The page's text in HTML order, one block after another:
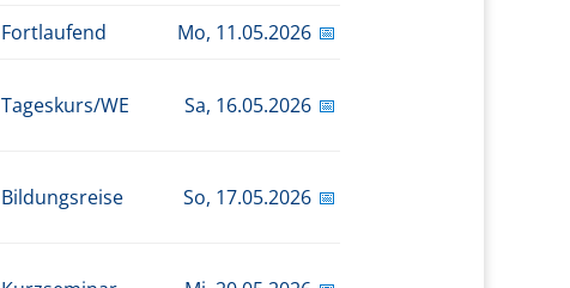
Fortlaufend Mo, 11.05.2026 📅
Tageskurs/WE Sa, 16.05.2026 📅
Bildungsreise So, 17.05.2026 📅